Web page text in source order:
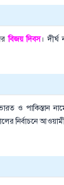
বিজয় দিবস। দীর্ঘ
পাকিস্তান নামে
নির্বাচনে